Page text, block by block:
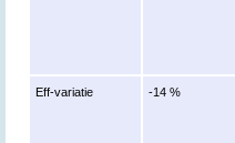
Eff-variatie -14 %